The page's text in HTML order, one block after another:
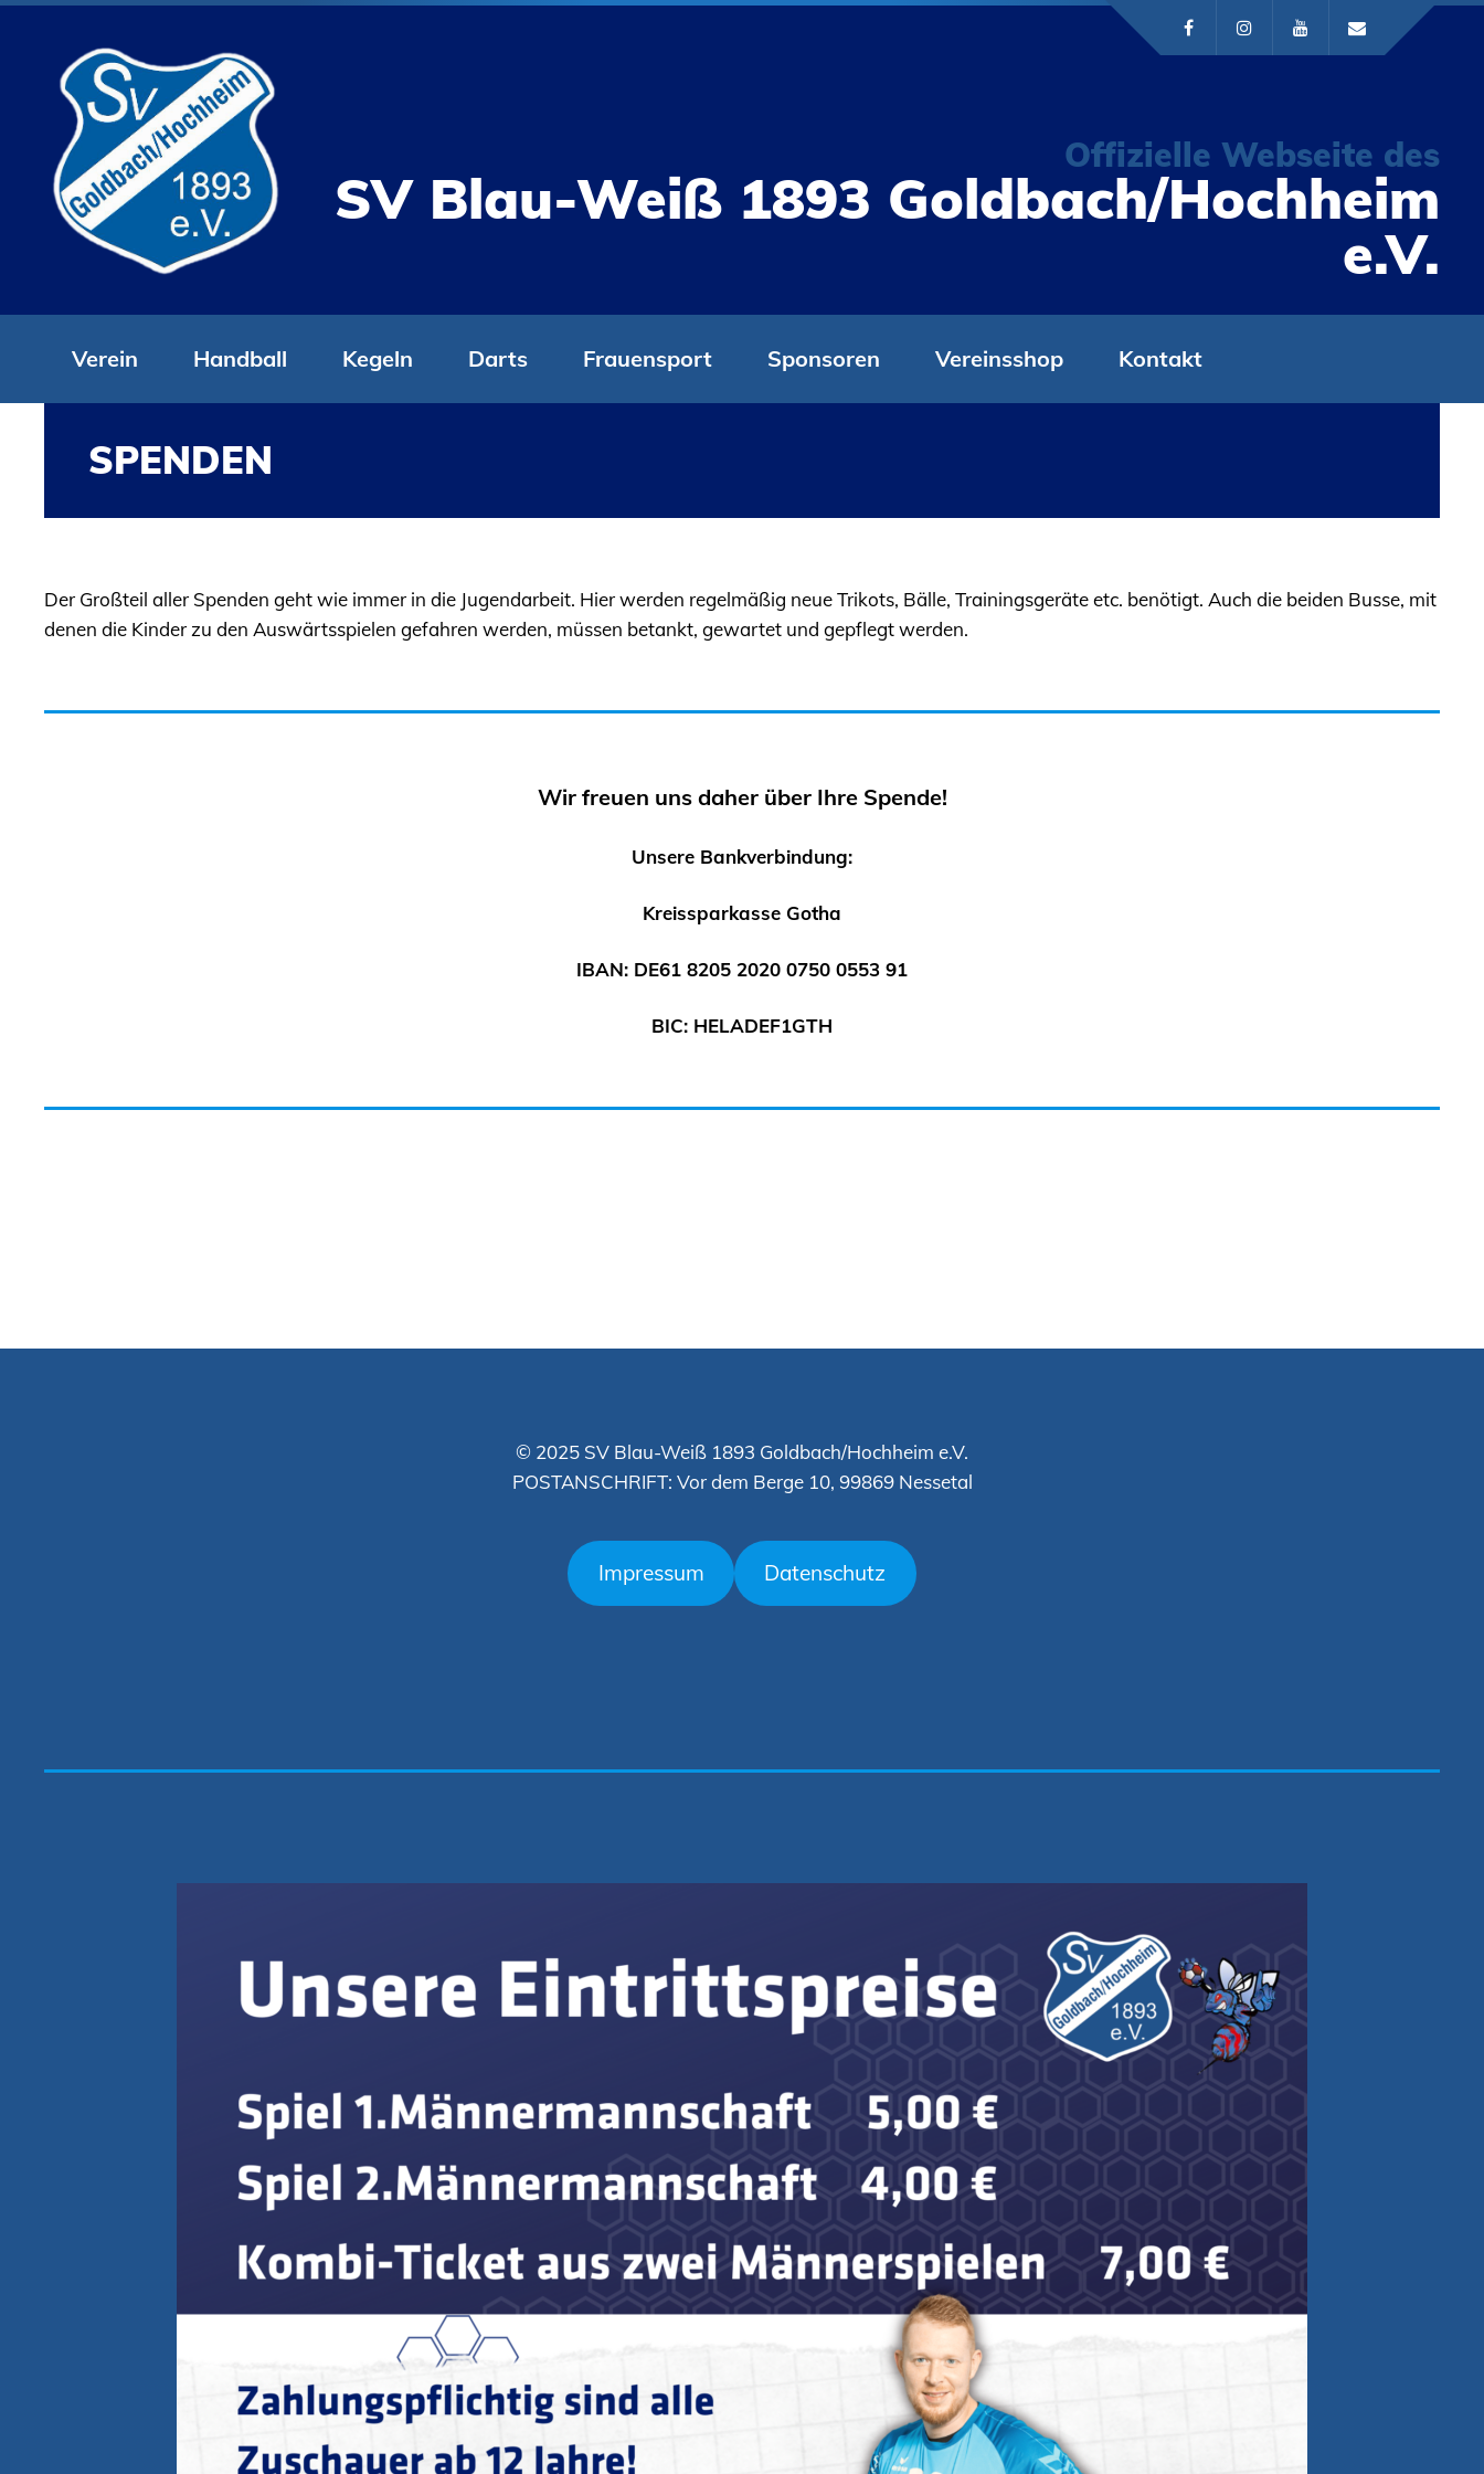
Offizielle Webseite des
SV Blau-Weiß 1893 Goldbach/Hochheim
e.V.
Verein Handball Kegeln Darts Frauensport Sponsoren Vereinsshop Kontakt
SPENDEN
Der Großteil aller Spenden geht wie immer in die Jugendarbeit. Hier werden regelmäßig neue Trikots, Bälle, Trainingsgeräte etc. benötigt. Auch die beiden Busse, mit
denen die Kinder zu den Auswärtsspielen gefahren werden, müssen betankt, gewartet und gepflegt werden.
Wir freuen uns daher über Ihre Spende!
Unsere Bankverbindung:
Kreissparkasse Gotha
IBAN: DE61 8205 2020 0750 0553 91
BIC: HELADEF1GTH
© 2025 SV Blau-Weiß 1893 Goldbach/Hochheim e.V.
POSTANSCHRIFT: Vor dem Berge 10, 99869 Nessetal
Impressum Datenschutz